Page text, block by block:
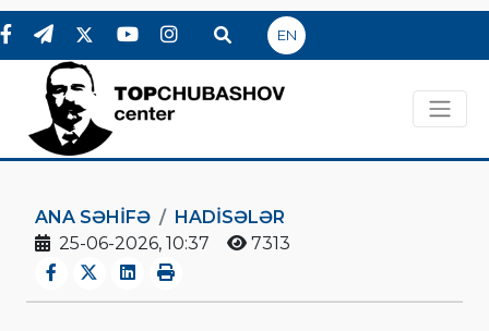
EN
ANA SƏHIFƏ
HADİSƏLƏR
25-06-2026, 10:37
7313